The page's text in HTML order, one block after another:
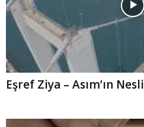
Eşref Ziya – Asım’ın Nesli